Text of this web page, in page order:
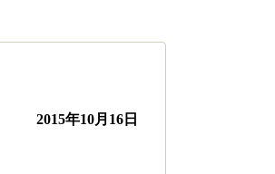
2015年10月16日